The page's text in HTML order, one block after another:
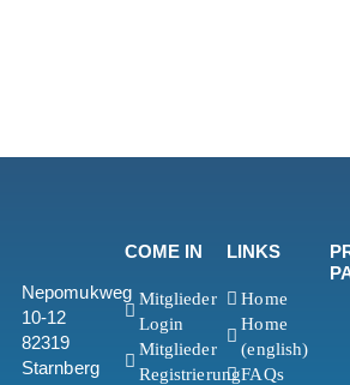
Nepomukweg
10-12
82319
Starnberg
COME IN
Mitglieder
Login
Mitglieder
Registrierung
LINKS
Home
Home
(english)
FAQs